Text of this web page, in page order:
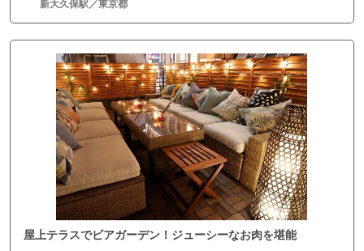
新大久保駅／東京都
屋上テラスでビアガーデン！ジューシーなお肉を堪能